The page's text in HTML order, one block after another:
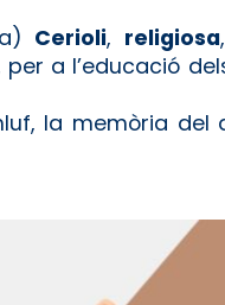
Cerioli, religiosa
a l’educació
la memòria